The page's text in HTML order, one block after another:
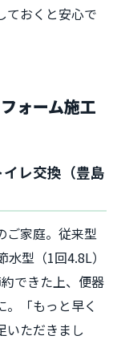
ておくと安心で
ォーム施工
レ交換（豊島
ご家庭。従来型
型（1回4.8L）
できた上、便器
「もっと早く
いただきまし